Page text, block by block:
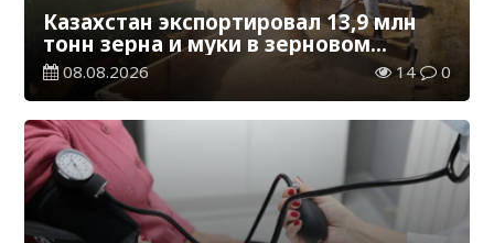
Казахстан экспортировал 13,9 млн
тонн зерна и муки в зерновом
эквиваленте
08.08.2026 14 0